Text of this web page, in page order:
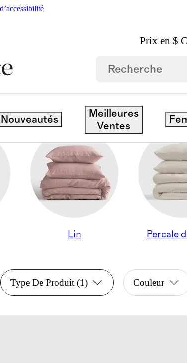
Prix en $
Nouveautés
Meilleures
Ventes
Tissu
Lin Percale
Type De Produit(1) Couleur